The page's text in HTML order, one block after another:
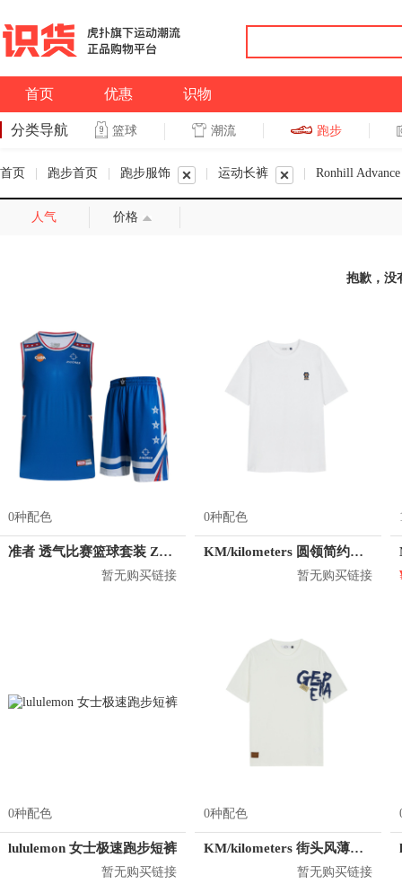
首页 优惠 识物
分类导航 篮球 潮流 跑步
首页 跑步首页 跑步服饰 运动长裤 Ronhill Advance
人气 价格
抱歉，没
0种配色
准者 透气比赛篮球套装 Z118210177
暂无购买链接
0种配色
KM/kilometers 圆领简约短袖T恤 M2X2108073
暂无购买链接
0种配色
lululemon 女士极速跑步短裤
暂无购买链接
0种配色
KM/kilometers 街头风薄款印花短袖T恤 男女同款 M2X2108248
暂无购买链接